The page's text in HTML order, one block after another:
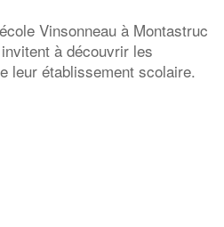
Vinsonneau à Montastruc
à découvrir les
leur établissement scolaire.